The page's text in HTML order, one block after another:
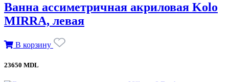
Ванна ассиметричная акриловая Kolo
MIRRA, левая
В корзину
23650 MDL